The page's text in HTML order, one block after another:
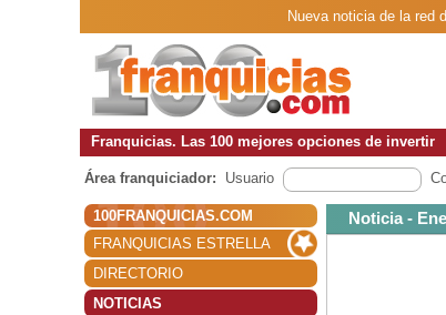
Nueva noticia de la red
Franquicias. Las 100 mejores opciones de invertir
Área franquiciador: Usuario
100FRANQUICIAS.COM
FRANQUICIAS ESTRELLA
DIRECTORIO
NOTICIAS
Noticia -